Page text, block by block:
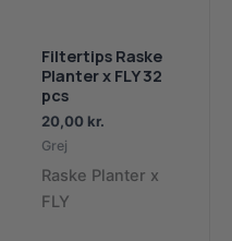
Filtertips Raske
Planter x FLY 32
pcs
20,00 kr.
Grej
Raske Planter x
FLY